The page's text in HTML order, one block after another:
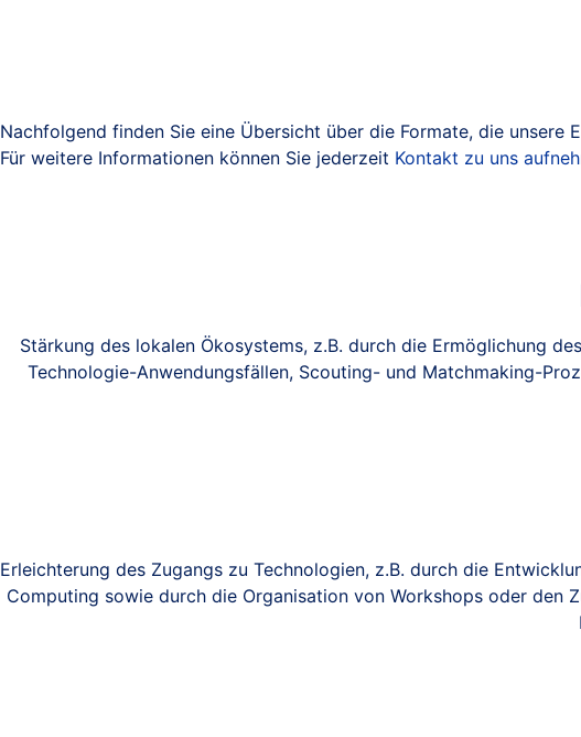
Nachfolgend finden Sie eine Übersicht über die Formate, die unsere
Für weitere Informationen können Sie jederzeit Kontakt zu uns
Stärkung des lokalen Ökosystems, z.B. durch die Ermöglichung
Technologie-Anwendungsfällen, Scouting- und Matchmaking-
Erleichterung des Zugangs zu Technologien, z.B. durch die
Computing sowie durch die Organisation von Workshops oder den